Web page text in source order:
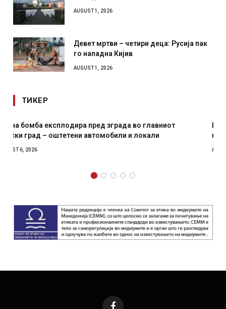
AUGUST 1, 2026
Девет мртви – четири деца: Русија пак
го нападна Кијив
AUGUST 1, 2026
ТИКЕР
И Данска се милитарилизира – воведува нова 11-
месечна воена
AUGUST 4, 2026